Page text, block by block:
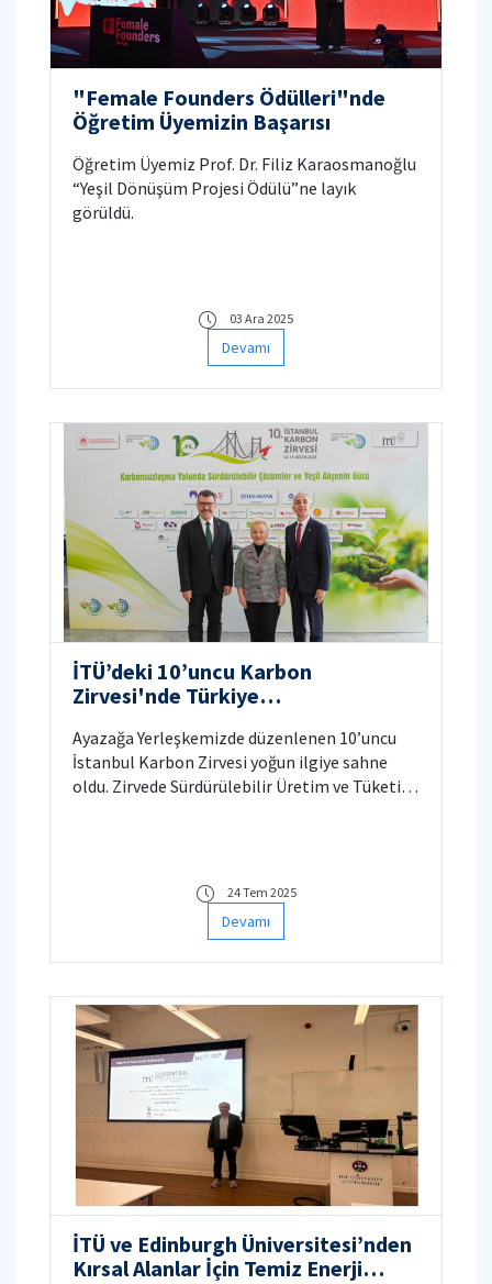
"Female Founders Ödülleri"nde
Öğretim Üyemizin Başarısı
Öğretim Üyemiz Prof. Dr. Filiz Karaosmanoğlu
“Yeşil Dönüşüm Projesi Ödülü”ne layık
görüldü.
03 Ara 2025
Devamı
İTÜ’deki 10’uncu Karbon
Zirvesi'nde Türkiye
Ayazağa Yerleşkemizde düzenlenen 10’uncu
İstanbul Karbon Zirvesi yoğun ilgiye sahne
oldu. Zirvede Sürdürülebilir Üretim ve Tüketim
24 Tem 2025
Devamı
İTÜ ve Edinburgh Üniversitesi’nden
Kırsal Alanlar İçin Temiz Enerji